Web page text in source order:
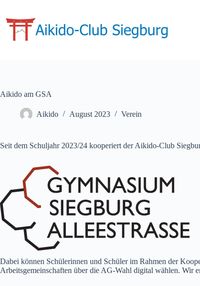
Aikido am GSA
Aikido August 2023 Verein
Seit dem Schuljahr 2023/24 kooperiert der Aikido-Club
Dabei können Schülerinnen und Schüler im Rahmen der
Arbeitsgemeinschaften über die AG-Wahl digital wählen. Wir